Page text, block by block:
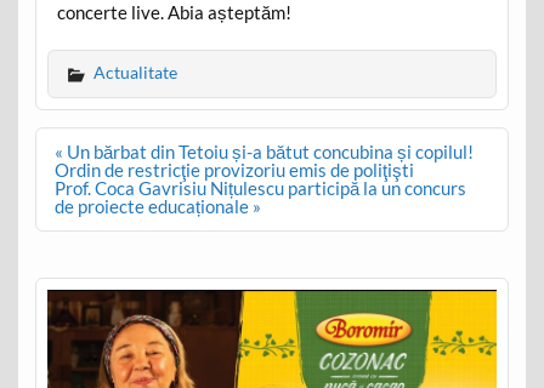
concerte live. Abia așteptăm!
Actualitate
Post
navigation
« Un bărbat din Tetoiu și-a bătut concubina și copilul!
Ordin de restricţie provizoriu emis de poliţişti
Prof. Coca Gavrisiu Nițulescu participă la un concurs
de proiecte educaționale »